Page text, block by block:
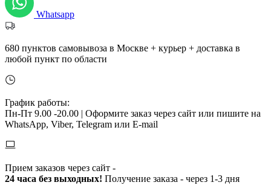
Whatsapp
680 пунктов самовывоза в Москве + курьер + доставка в
любой пункт по области
График работы:
Пн-Пт 9.00 -20.00 | Оформите заказ через сайт или пишите на
WhatsApp, Viber, Telegram или E-mail
Прием заказов через сайт -
24 часа без выходных! Получение заказа - через 1-3 дня